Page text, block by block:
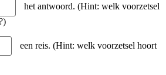
het antwoord. (Hint: welk voorzetsel
een reis. (Hint: welk voorzetsel hoort